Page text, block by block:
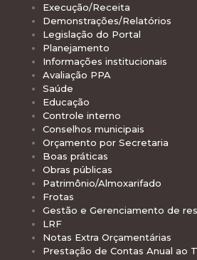
Execução/Receita
Demonstrações/Relatórios
Legislação do Portal
Planejamento
Informações institucionais
Avaliação PPA
Saúde
Educação
Controle interno
Conselhos municipais
Orçamento por Secretaria
Boas práticas
Obras públicas
Patrimônio/Almoxarifado
Frotas
Gestão e Gerenciamento de
LRF
Notas Extra Orçamentárias
Prestação de Contas Anual ao